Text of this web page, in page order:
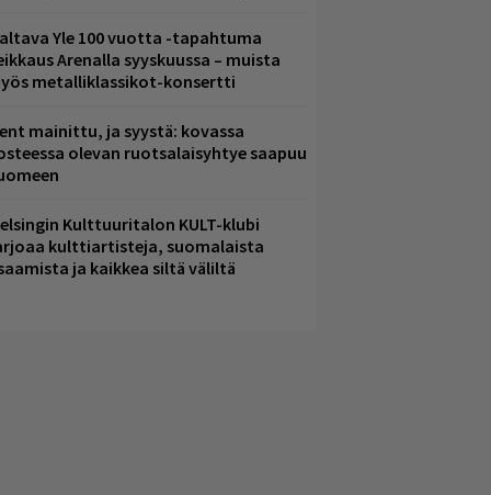
Yle 100 vuotta -tapahtuma
Arenalla syyskuussa – muista
metalliklassikot-konsertti
mainittu, ja syystä: kovassa
olevan ruotsalaisyhtye saapuu
Kulttuuritalon KULT-klubi
kulttiartisteja, suomalaista
ja kaikkea siltä väliltä